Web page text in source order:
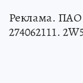
Реклама.
274062111.